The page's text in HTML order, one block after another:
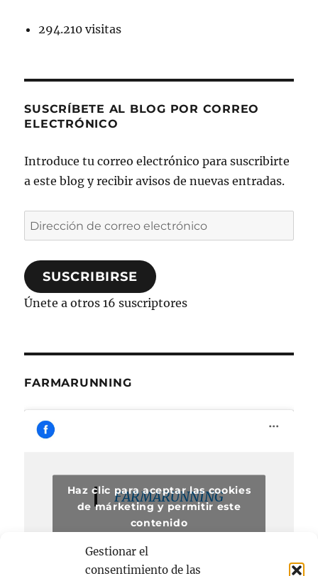
Gestionar el
consentimiento de las
294.210 visitas
SUSCRÍBETE AL BLOG POR CORREO
ELECTRÓNICO
Introduce tu correo electrónico para suscribirte
a este blog y recibir avisos de nuevas entradas.
Dirección
de
correo
electrónico
SUSCRIBIRSE
Únete a otros 16 suscriptores
FARMARUNNING
FARMARUNNING
Haz clic para aceptar las cookies
de márketing y permitir este
contenido